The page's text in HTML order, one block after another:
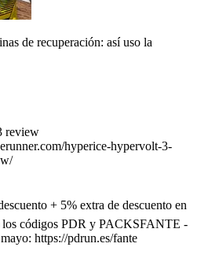
de recuperación: así uso la
review
hyperice-hypervolt-3-
+ 5% extra de descuento en
los códigos PDR y PACKSFANTE -
https://pdrun.es/fante